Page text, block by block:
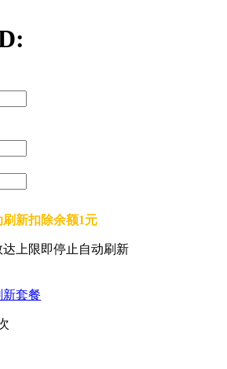
新扣除余额1元
上限即停止自动刷新
新套餐